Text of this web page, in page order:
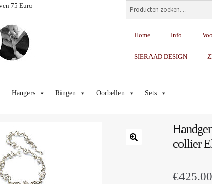
75 Euro Zoeken
Home Info
SIERAAD DESIGN
Hangers Ringen Oorbellen Sets
collier
€425.00